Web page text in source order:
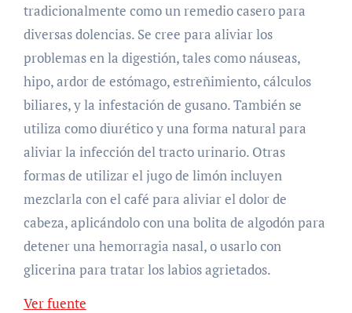
tradicionalmente como un remedio casero para
diversas dolencias. Se cree para aliviar los
problemas en la digestión, tales como náuseas,
hipo, ardor de estómago, estreñimiento, cálculos
biliares, y la infestación de gusano. También se
utiliza como diurético y una forma natural para
aliviar la infección del tracto urinario. Otras
formas de utilizar el jugo de limón incluyen
mezclarla con el café para aliviar el dolor de
cabeza, aplicándolo con una bolita de algodón para
detener una hemorragia nasal, o usarlo con
glicerina para tratar los labios agrietados.
Ver fuente